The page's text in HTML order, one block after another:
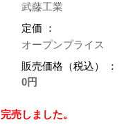
武藤工業
定価 ：
オープンプライス
販売価格（税込） ：
0円
完売しました。